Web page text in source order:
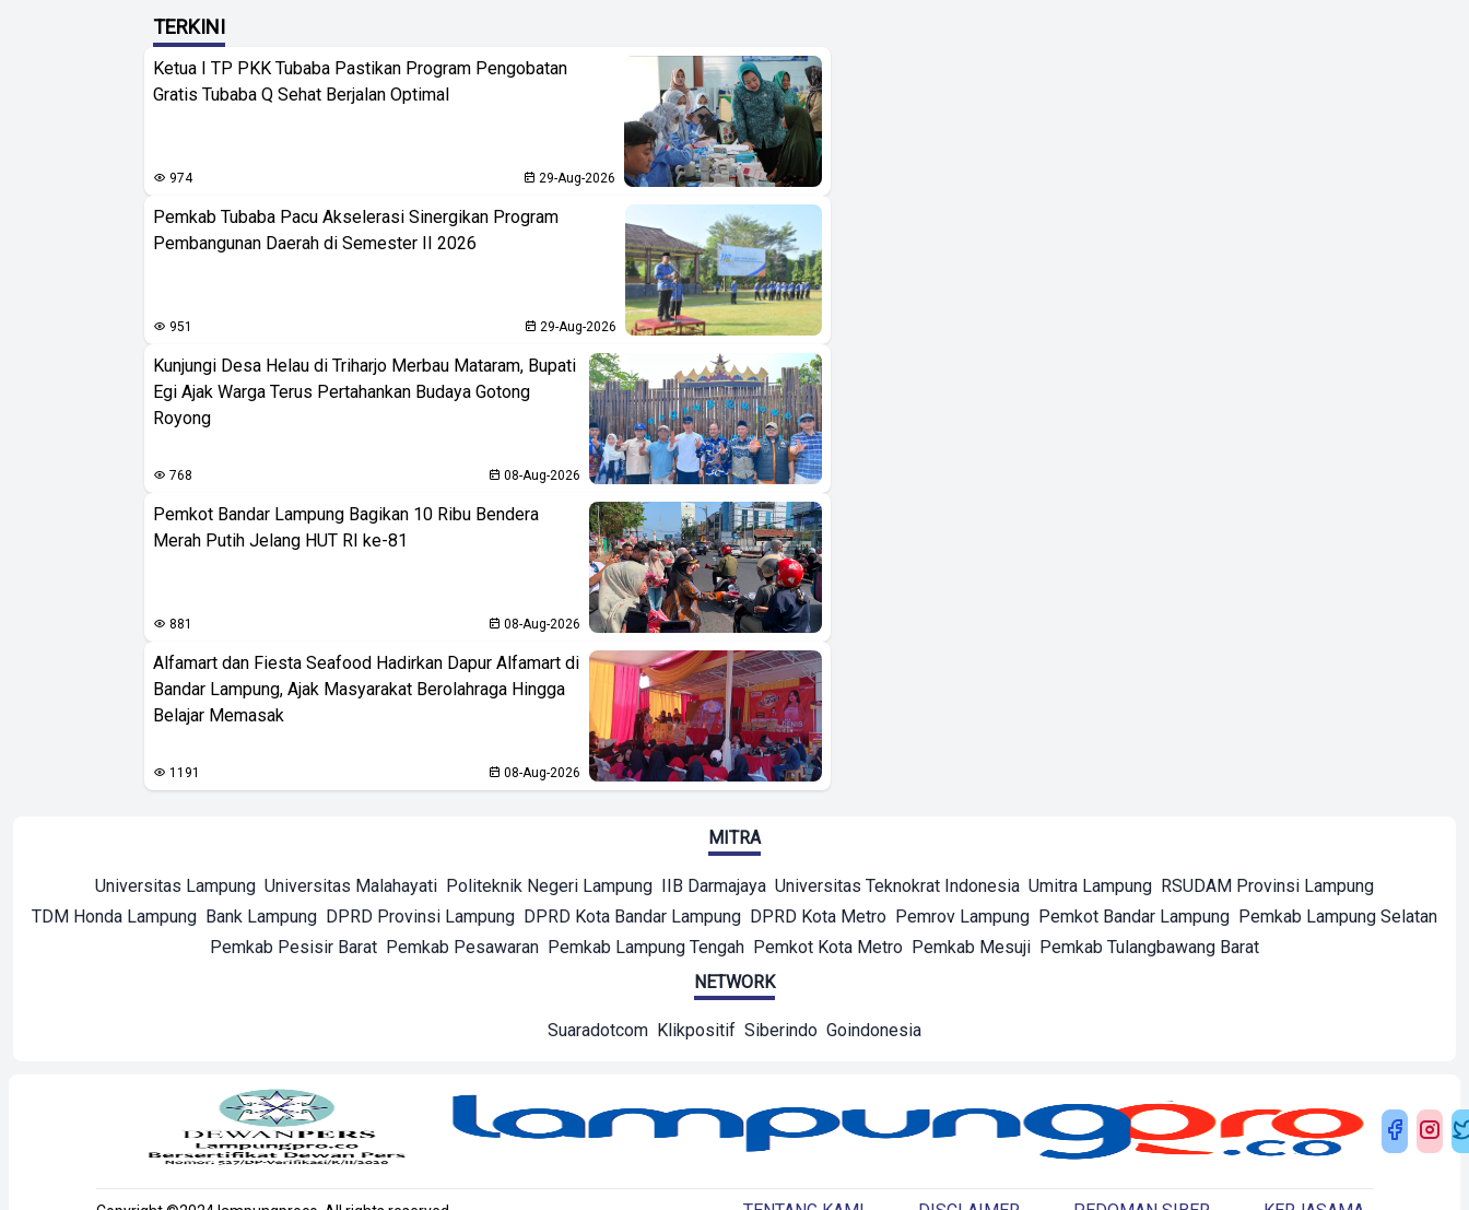
TERKINI
Ketua I TP PKK Tubaba Pastikan Program Pengobatan
Gratis Tubaba Q Sehat Berjalan Optimal
974 29-Aug-2026
Pemkab Tubaba Pacu Akselerasi Sinergikan Program
Pembangunan Daerah di Semester II 2026
951 29-Aug-2026
Kunjungi Desa Helau di Triharjo Merbau Mataram, Bupati
Egi Ajak Warga Terus Pertahankan Budaya Gotong
Royong
768 08-Aug-2026
Pemkot Bandar Lampung Bagikan 10 Ribu Bendera
Merah Putih Jelang HUT RI ke-81
881 08-Aug-2026
Alfamart dan Fiesta Seafood Hadirkan Dapur Alfamart di
Bandar Lampung, Ajak Masyarakat Berolahraga Hingga
Belajar Memasak
1191 08-Aug-2026
MITRA
Universitas Lampung Universitas Malahayati Politeknik Negeri Lampung IIB Darmajaya Universitas Teknokrat Indonesia Umitra Lampung RSUDAM Provinsi Lampung
TDM Honda Lampung Bank Lampung DPRD Provinsi Lampung DPRD Kota Bandar Lampung DPRD Kota Metro Pemrov Lampung Pemkot Bandar Lampung Pemkab Lampung Selatan
Pemkab Pesisir Barat Pemkab Pesawaran Pemkab Lampung Tengah Pemkot Kota Metro Pemkab Mesuji Pemkab Tulangbawang Barat
NETWORK
Suaradotcom Klikpositif Siberindo Goindonesia